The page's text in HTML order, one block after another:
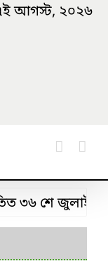
আগস্ট, ২০২৬
৩৬ শে জুলাই